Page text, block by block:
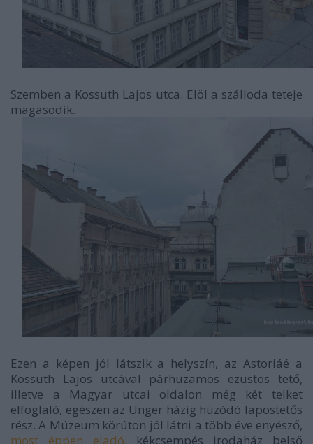
Szemben a Kossuth Lajos utca. Elöl a szálloda teteje
magasodik.
Ezen a képen jól látszik a helyszín, az Astoriáé a
Kossuth Lajos utcával párhuzamos ezüstös tető,
illetve a Magyar utcai oldalon még két telket
elfoglaló, egészen az Unger házig húzódó lapostetős
rész. A Múzeum körúton jól látni a több éve enyésző,
most éppen eladó, kékcsempés irodaház belső